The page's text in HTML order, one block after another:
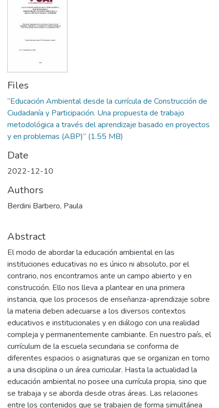
Files
“Educación Ambiental desde la currícula de Construcción de
Ciudadanía y Participación. Una propuesta de trabajo
metodológica a través del aprendizaje basado en proyectos
y en problemas (ABP)” (1.55 MB)
Date
2022-12-10
Authors
Berdini Barbero, Paula
Abstract
El modo de abordar la educación ambiental en las
instituciones educativas no es único ni absoluto, por el
contrario, nos encontramos ante un campo abierto y en
construcción. Ello nos lleva a plantear en una primera
instancia, que los procesos de enseñanza-aprendizaje sobre
la materia deben adecuarse a los diversos contextos
educativos e institucionales y en diálogo con una realidad
compleja y permanentemente cambiante. En nuestro país, el
currículum de la escuela secundaria se conforma de
diferentes espacios o asignaturas que se organizan en torno
a una disciplina o un área curricular. Hasta la actualidad la
educación ambiental no posee una currícula propia, sino que
se trabaja y se aborda desde otras áreas. Las relaciones
entre los contenidos que se trabajen de forma simultánea